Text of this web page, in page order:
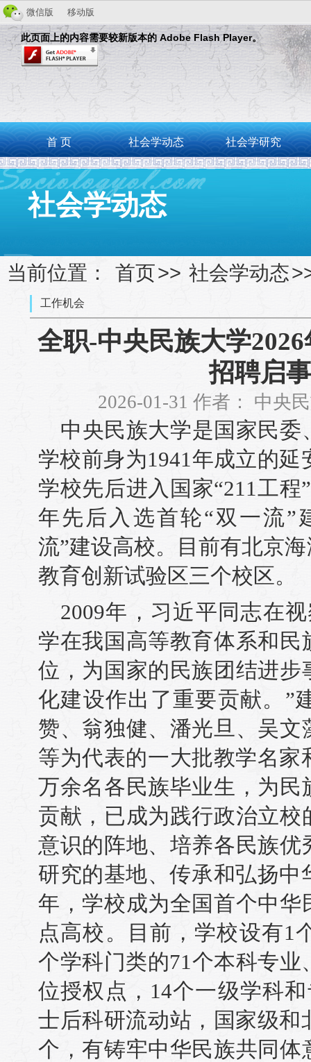
微信版 移动版
此页面上的内容需要较新版本的 Adobe Flash Player。
首 页 社会学动态 社会学研究
社会学动态
当前位置： 首页>> 社会学动态
工作机会
全职-中央民族大学
招聘启事
2026-01-31 作者： 中央
中央民族大学是国家民
学校前身为1941年成立的延
学校先后进入国家“211工程
年先后入选首轮“双一流”
流”建设高校。目前有北京
教育创新试验区三个校区。
2009年，习近平同志在
学在我国高等教育体系和
位，为国家的民族团结进
化建设作出了重要贡献。”
赞、翁独健、潘光旦、吴
等为代表的一大批教学名
万余名各民族毕业生，为
贡献，已成为践行政治立
意识的阵地、培养各民族
研究的基地、传承和弘扬中
年，学校成为全国首个中
点高校。目前，学校设有1
个学科门类的71个本科专
位授权点，14个一级学科
士后科研流动站，国家级和
个，有铸牢中华民族共同